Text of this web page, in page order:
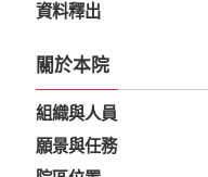
資料釋出
關於本院
組織與人員
願景與任務